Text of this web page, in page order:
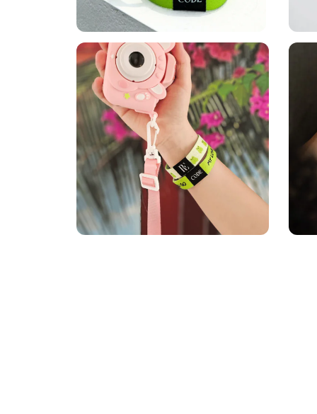
“My love is with you wherever you go”
julgustav käepael lastele 2tk
9,90
Lisa korvi